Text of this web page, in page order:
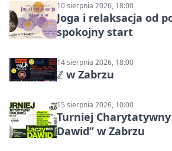
10 sierpnia 2026, 18:00
Joga i relaksacja od
spokojny start
14 sierpnia 2026, 18:00
ℤ w Zabrzu
15 sierpnia 2026, 10:00
Turniej Charytatywny
Dawid” w Zabrzu